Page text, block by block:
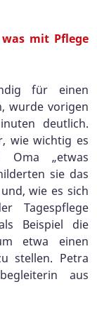
mit Pflege
für einen
wurde vorigen
deutlich.
wie wichtig es
„etwas
sie das
wie es sich
Tagespflege
Beispiel die
etwa einen
stellen. Petra
aus